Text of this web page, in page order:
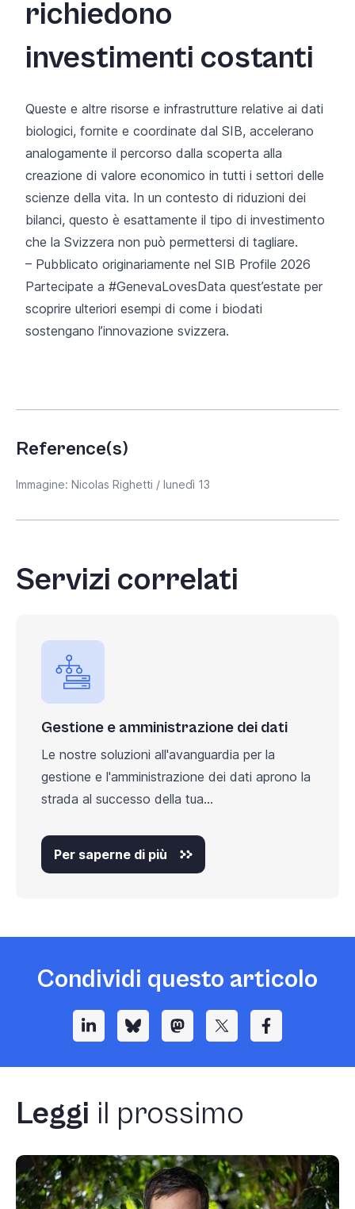
richiedono
investimenti costanti
Queste e altre risorse e infrastrutture relative ai dati
biologici, fornite e coordinate dal SIB, accelerano
analogamente il percorso dalla scoperta alla
creazione di valore economico in tutti i settori delle
scienze della vita. In un contesto di riduzioni dei
bilanci, questo è esattamente il tipo di investimento
che la Svizzera non può permettersi di tagliare.
– Pubblicato originariamente nel SIB Profile 2026
Partecipate a #GenevaLovesData quest’estate per
scoprire ulteriori esempi di come i biodati
sostengano l’innovazione svizzera.
Reference(s)
Immagine: Nicolas Righetti / lunedì 13
Servizi correlati
Gestione e amministrazione dei dati
Le nostre soluzioni all'avanguardia per la
gestione e l'amministrazione dei dati aprono la
strada al successo della tua...
Per saperne di più
Condividi questo articolo
Leggi il prossimo